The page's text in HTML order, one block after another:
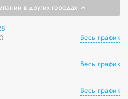
в других городах
Весь график
Весь график
Весь график